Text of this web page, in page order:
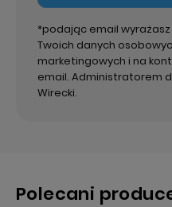
*podając email
Twoich danych
marketingowych i na
email. Administratorem
Wirecki.
Polecani